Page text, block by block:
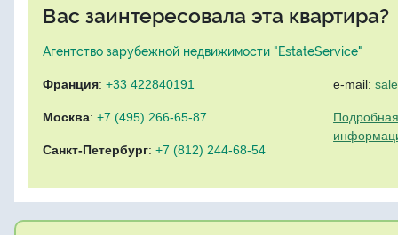
Вас заинтересовала эта квартира?
Агентство зарубежной недвижимости "EstateService"
Франция: +33 422840191
Москва: +7 (495) 266-65-87
Санкт-Петербург: +7 (812) 244-68-54
e-mail: